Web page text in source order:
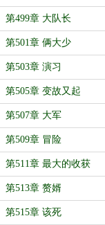
第499章 大队长
第501章 俩大少
第503章 演习
第505章 变故又起
第507章 大军
第509章 冒险
第511章 最大的收获
第513章 赘婿
第515章 该死